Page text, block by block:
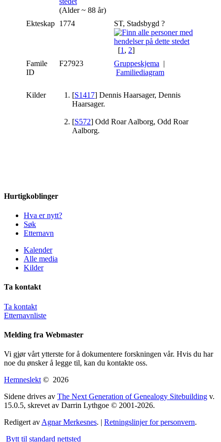
(Alder ~ 88 år)
Ekteskap 1774 ST, Stadsbygd ?
[1, 2]
Famile
ID
F27923 Gruppeskjema |
Familiediagram
Kilder [S1417] Dennis Haarsager, Dennis
Haarsager.
[S572] Odd Roar Aalborg, Odd Roar
Aalborg.
Hurtigkoblinger
Hva er nytt?
Søk
Etternavn
Kalender
Alle media
Kilder
Ta kontakt
Ta kontakt
Etternavnliste
Melding fra Webmaster
Vi gjør vårt ytterste for å dokumentere forskningen vår. Hvis du har
noe du ønsker å legge til, kan du kontakte oss.
Hemneslekt © 2026
Sidene drives av The Next Generation of Genealogy Sitebuilding v.
15.0.5, skrevet av Darrin Lythgoe © 2001-2026.
Redigert av Agnar Merkesnes. | Retningslinjer for personvern.
Bytt til standard nettsted